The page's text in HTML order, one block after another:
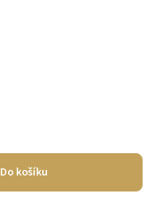
Do košíku